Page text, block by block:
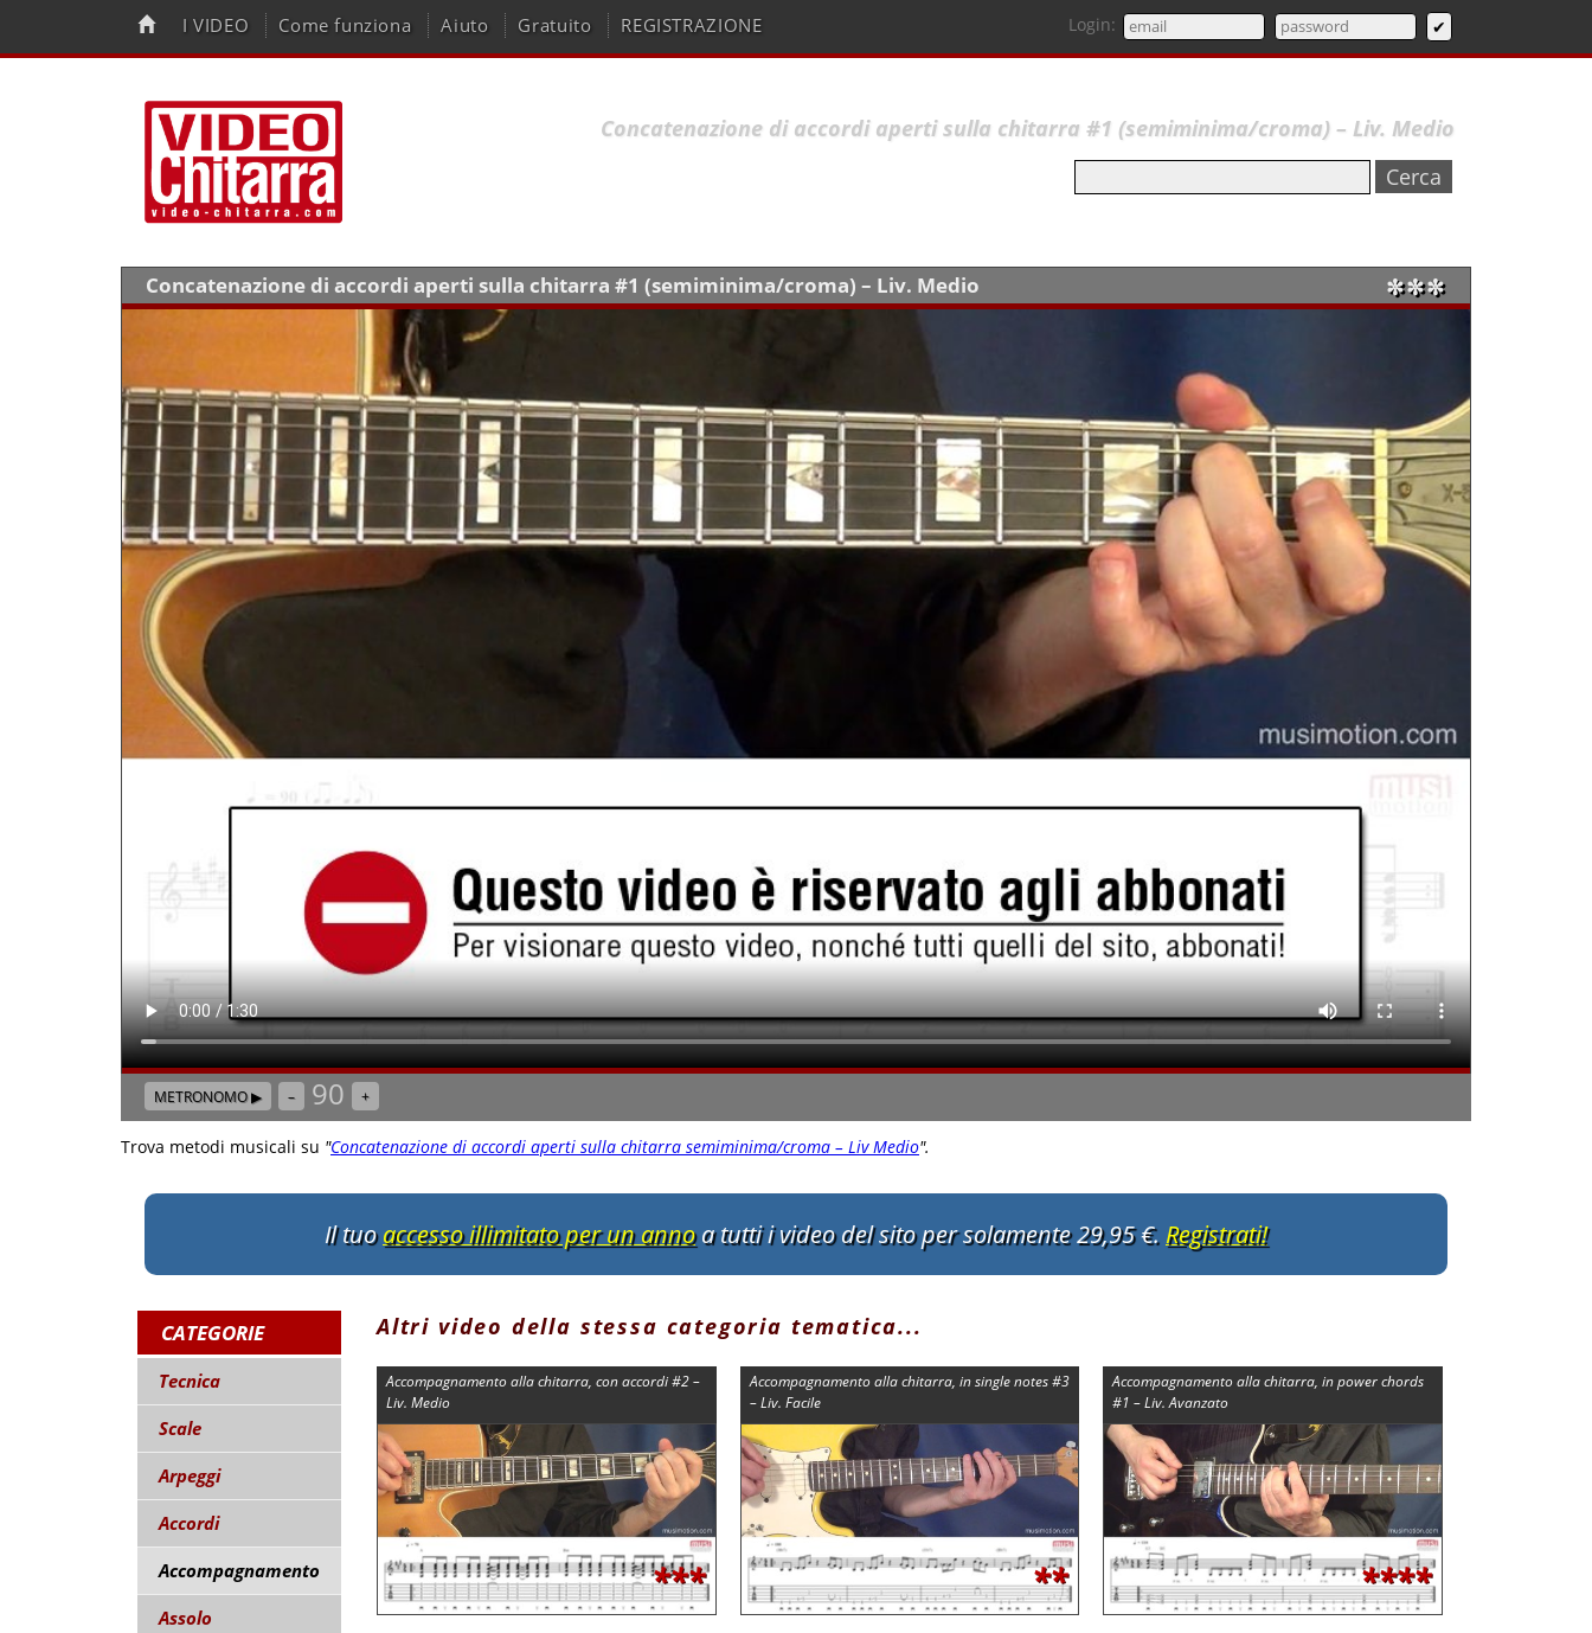
I VIDEO Come funziona Aiuto Gratuito REGISTRAZIONE Login:
Concatenazione di accordi aperti sulla chitarra #1 (semiminima/croma) – Liv. Medio
Concatenazione di accordi aperti sulla chitarra #1 (semiminima/croma) – Liv. Medio ✼✼✼
METRONOMO ▶ – 90 +
Trova metodi musicali su "Concatenazione di accordi aperti sulla chitarra semiminima/croma – Liv Medio".
Il tuoaccesso illimitato per un annoa tutti i video del sito per solamente 29,95 €. Registrati!
CATEGORIE
Tecnica
Scale
Arpeggi
Accordi
Accompagnamento
Assolo
Altri video della stessa categoria tematica...
Accompagnamento alla chitarra, con accordi #2 –
Liv. Medio
***
Accompagnamento alla chitarra, in single notes #3
– Liv. Facile
**
Accompagnamento alla chitarra, in power chords
#1 – Liv. Avanzato
****